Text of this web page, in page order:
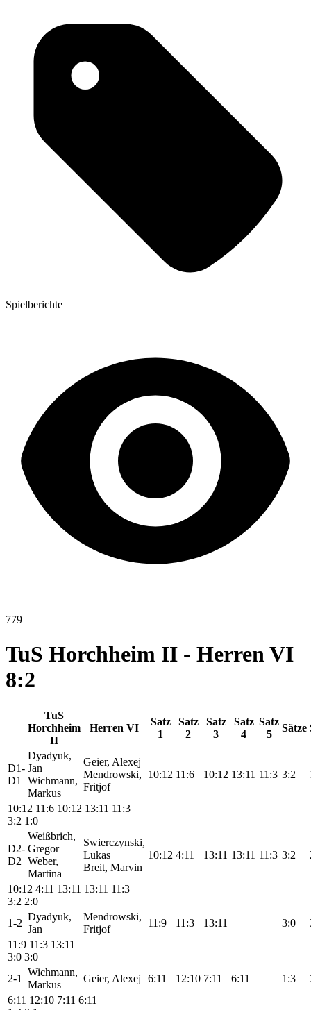
Spielberichte
779
TuS Horchheim II - Herren VI
8:2
TuS
Horchheim
II
Herren VI
Satz
1
Satz
2
Satz
3
Satz
4
Satz
5
Sätze
D1-
D1
Dyadyuk,
Jan
Wichmann,
Markus
Geier, Alexej
Mendrowski,
Fritjof
10:12 11:6 10:12 13:11 11:3 3:2
10:12 11:6 10:12 13:11 11:3
3:2 1:0
D2-
D2
Weißbrich,
Gregor
Weber,
Martina
Swierczynski,
Lukas
Breit, Marvin
10:12 4:11 13:11 13:11 11:3 3:2
10:12 4:11 13:11 13:11 11:3
3:2 2:0
1-2
Dyadyuk,
Jan
Mendrowski,
Fritjof
11:9 11:3 13:11 3:0
11:9 11:3 13:11
3:0 3:0
2-1
Wichmann,
Markus
Geier, Alexej 6:11 12:10 7:11 6:11 1:3
6:11 12:10 7:11 6:11